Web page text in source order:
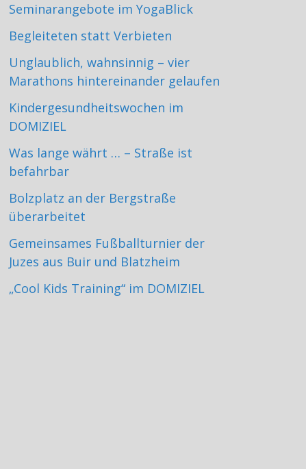
Seminarangebote im YogaBlick
Begleiteten statt Verbieten
Unglaublich, wahnsinnig – vier
Marathons hintereinander gelaufen
Kindergesundheitswochen im
DOMIZIEL
Was lange währt … – Straße ist
befahrbar
Bolzplatz an der Bergstraße
überarbeitet
Gemeinsames Fußballturnier der
Juzes aus Buir und Blatzheim
„Cool Kids Training“ im DOMIZIEL